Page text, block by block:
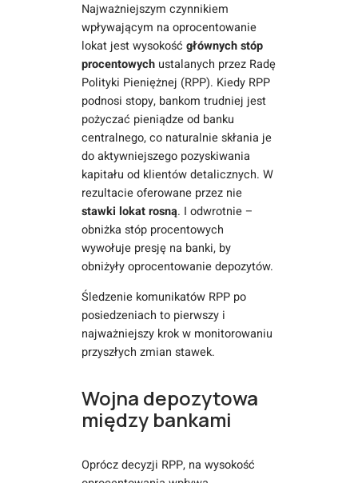
Najważniejszym czynnikiem
wpływającym na oprocentowanie
lokat jest wysokośćgłównych stóp
procentowych ustalanych przez Radę
Polityki Pieniężnej (RPP). Kiedy RPP
podnosi stopy, bankom trudniej jest
pożyczać pieniądze od banku
centralnego, co naturalnie skłania je
do aktywniejszego pozyskiwania
kapitału od klientów detalicznych. W
rezultacie oferowane przez nie
stawki lokat rosną. I odwrotnie –
obniżka stóp procentowych
wywołuje presję na banki, by
obniżyły oprocentowanie depozytów.
Śledzenie komunikatów RPP po
posiedzeniach to pierwszy i
najważniejszy krok w monitorowaniu
przyszłych zmian stawek.
Wojna depozytowa
między bankami
Oprócz decyzji RPP, na wysokość